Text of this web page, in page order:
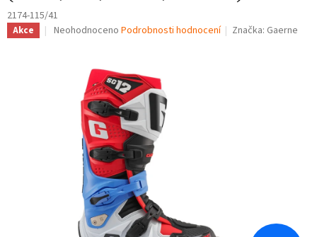
2174-115/41
Akce
Průměrné
hvězdiček.
Neohodnoceno Podrobnosti hodnocení Značka: Gaerne